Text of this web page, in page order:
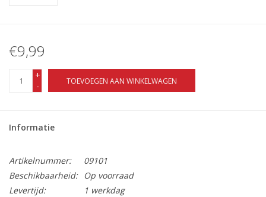
€9,99
+
-
TOEVOEGEN AAN WINKELWAGEN
Informatie
Artikelnummer:
09101
Beschikbaarheid:
Op voorraad
Levertijd:
1 werkdag